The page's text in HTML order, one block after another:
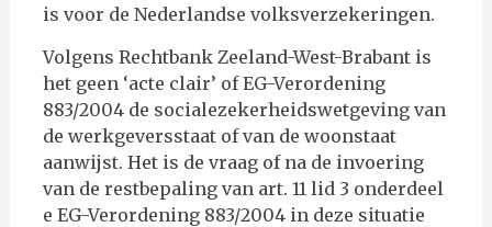
is voor de Nederlandse volksverzekeringen.
Volgens Rechtbank Zeeland-West-Brabant is
het geen ‘acte clair’ of EG-Verordening
883/2004 de socialezekerheidswetgeving van
de werkgeversstaat of van de woonstaat
aanwijst. Het is de vraag of na de invoering
van de restbepaling van art. 11 lid 3 onderdeel
e EG-Verordening 883/2004 in deze situatie